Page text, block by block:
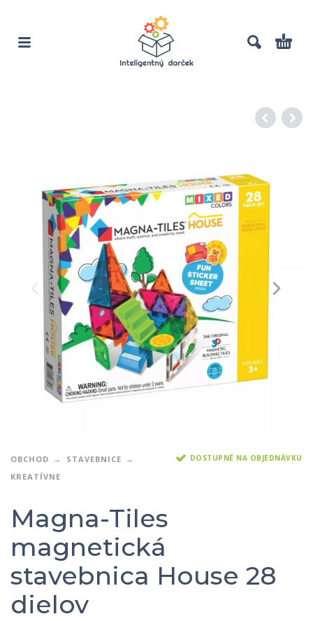
OBCHOD
STAVEBNICE
KREATÍVNE
DOSTUPNÉ NA OBJEDNÁVKU
Magna-Tiles
magnetická
stavebnica House 28
dielov